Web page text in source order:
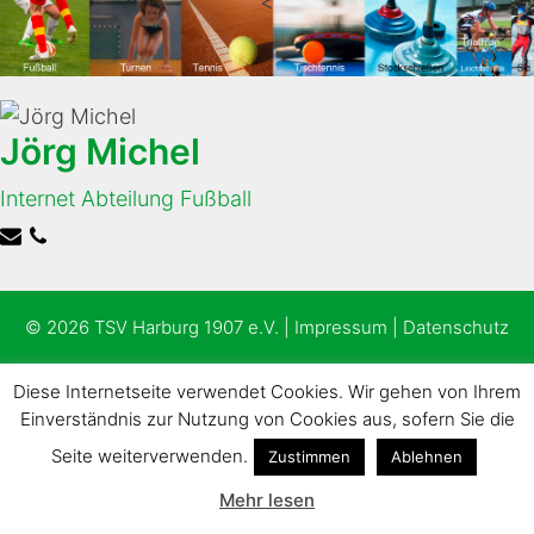
Jörg Michel
Internet Abteilung Fußball
© 2026 TSV Harburg 1907 e.V. | Impressum Datenschutz
Diese Internetseite verwendet Cookies. Wir gehen von Ihrem
Einverständnis zur Nutzung von Cookies aus, sofern Sie die
Seite weiterverwenden.
Zustimmen Ablehnen
Mehr lesen